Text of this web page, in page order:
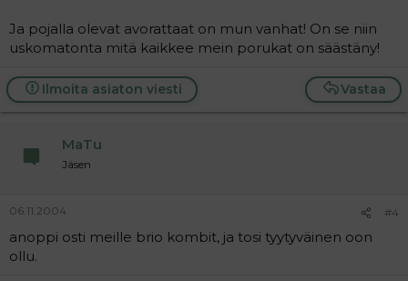
Ja pojalla olevat avorattaat on mun vanhat! On se niin
uskomatonta mitä kaikkee mein porukat on säästäny!
Vastaa
Ilmoita asiaton viesti
MaTu
Jäsen
06.11.2004 #4
anoppi osti meille brio kombit, ja tosi tyytyväinen oon
ollu.